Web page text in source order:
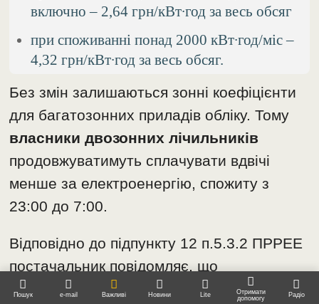
включно – 2,64 грн/кВт∙год за весь обсяг
при споживанні понад 2000 кВт∙год/міс –
4,32 грн/кВт∙год за весь обсяг.
Без змін залишаються зонні коефіцієнти
для багатозонних приладів обліку. Тому
власники двозонних лічильників
продовжуватимуть сплачувати вдвічі
менше за електроенергію, спожиту з
23:00 до 7:00.
Відповідно до підпункту 12 п.5.3.2 ПРРЕЕ
постачальник повідомляє, що
вищезазначені тарифи будуть
Пошук e-mail Важливі Новини Lite
Отримати
допомогу
Радіо